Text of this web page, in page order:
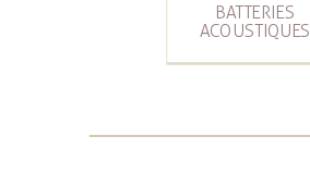
BATTERIES
ACOUSTIQUES